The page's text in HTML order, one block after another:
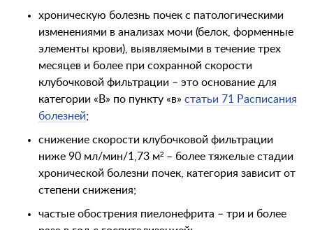
хроническую болезнь почек с патологическими
изменениями в анализах мочи (белок, форменные
элементы крови), выявляемыми в течение трех
месяцев и более при сохранной скорости
клубочковой фильтрации – это основание для
категории «В» по пункту «в» статьи 71 Расписания
болезней;
снижение скорости клубочковой фильтрации
ниже 90 мл/мин/1,73 м² – более тяжелые стадии
хронической болезни почек, категория зависит от
степени снижения;
частые обострения пиелонефрита – три и более